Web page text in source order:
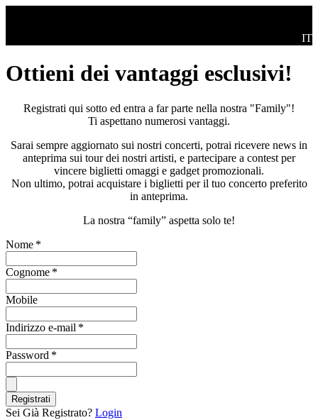
IT
Ottieni dei vantaggi esclusivi!
Registrati qui sotto ed entra a far parte nella nostra "Family"!
Ti aspettano numerosi vantaggi.
Sarai sempre aggiornato sui nostri concerti, potrai ricevere news in
anteprima sui tour dei nostri artisti, e partecipare a contest per
vincere biglietti omaggi e gadget promozionali.
Non ultimo, potrai acquistare i biglietti per il tuo concerto preferito
in anteprima.
La nostra “family” aspetta solo te!
Nome *
Cognome *
Mobile
Indirizzo e-mail *
Password *
Registrati
Sei Già Registrato? Login